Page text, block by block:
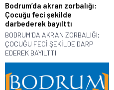
Bodrum’da akran zorbalığı:
Çocuğu feci şekilde
darbederek bayılttı
BODRUM'DA AKRAN ZORBALIĞI;
ÇOCUĞU FECİ ŞEKİLDE DARP
EDEREK BAYILTTI